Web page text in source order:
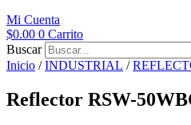
Mi Cuenta
$0.00 0 Carrito
Buscar
Inicio /INDUSTRIAL /
Reflector RSW-